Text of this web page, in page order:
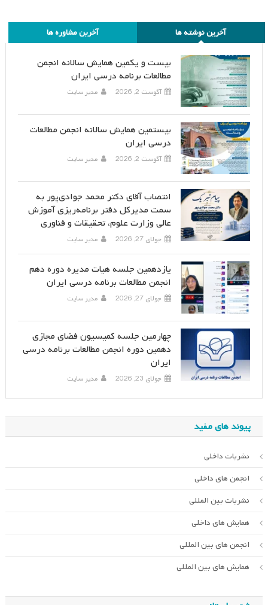
آخرین نوشته ها آخرین مشاوره ها
بیست و یکمین همایش سالانه انجمن
مطالعات برنامه درسی ایران
آگوست 2, 2026 مدیر سایت
بیستمین همایش سالانه انجمن مطالعات
درسی ایران
آگوست 2, 2026 مدیر سایت
انتصاب آقای دکتر محمد جوادی‌پور به
سمت مدیرکل دفتر برنامه‌ریزی آموزش
عالی وزارت علوم، تحقیقات و فناوری
جولای 27, 2026 مدیر سایت
یازدهمین جلسه هیات مدیره دوره دهم
انجمن مطالعات برنامه درسی ایران
جولای 27, 2026 مدیر سایت
چهارمین جلسه کمیسیون فضای مجازی
دهمین دوره انجمن مطالعات برنامه درسی
ایران
جولای 23, 2026 مدیر سایت
پیوند های مفید
نشریات داخلی
انجمن های داخلی
نشریات بین المللی
همایش های داخلی
انجمن های بین المللی
همایش های بین المللی